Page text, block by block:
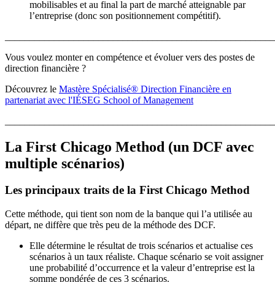
mobilisables et au final la part de marché atteignable par
l’entreprise (donc son positionnement compétitif).
Vous voulez monter en compétence et évoluer vers des postes de
direction financière ?
Découvrez le Mastère Spécialisé® Direction Financière en
partenariat avec l'IÉSEG School of Management
La First Chicago Method (un DCF avec
multiple scénarios)
Les principaux traits de la First Chicago Method
Cette méthode, qui tient son nom de la banque qui l’a utilisée au
départ, ne diffère que très peu de la méthode des DCF.
Elle détermine le résultat de trois scénarios et actualise ces
scénarios à un taux réaliste. Chaque scénario se voit assigner
une probabilité d’occurrence et la valeur d’entreprise est la
somme pondérée de ces 3 scénarios.